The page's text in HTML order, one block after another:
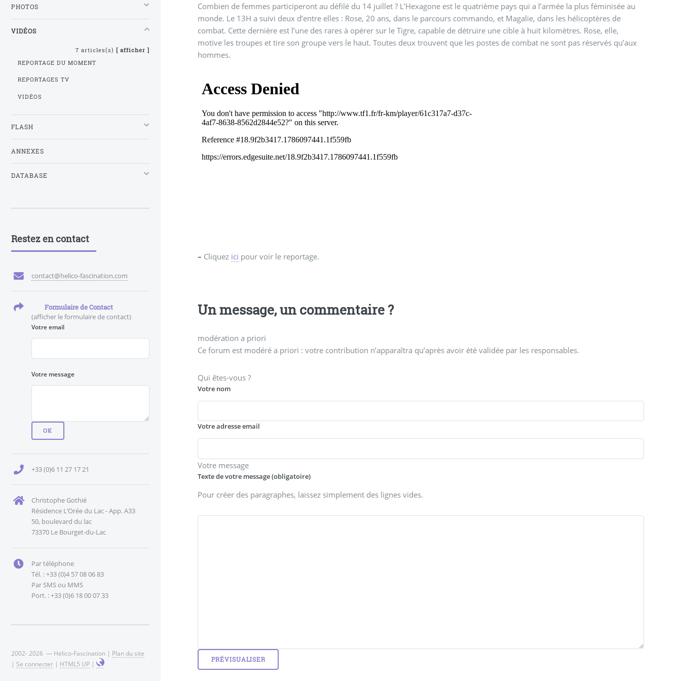
Combien de femmes participeront au défilé du 14 juillet ? L’Hexagone est le quatrième pays qui a l’armée la plus féminisée au
monde. Le 13H a suivi deux d’entre elles : Rose, 20 ans, dans le parcours commando, et Magalie, dans les hélicoptères de
combat. Cette dernière est l’une des rares à opérer sur le Tigre, capable de détruire une cible à huit kilomètres. Rose, elle,
motive les troupes et tire son groupe vers le haut. Toutes deux trouvent que les postes de combat ne sont pas réservés qu’aux
hommes.
– Cliquez ici pour voir le reportage.
Un message, un commentaire ?
modération a priori
Ce forum est modéré a priori : votre contribution n’apparaîtra qu’après avoir été validée par les responsables.
Qui êtes-vous ?
Votre nom
Votre adresse email
Votre message
Texte de votre message (obligatoire)
Pour créer des paragraphes, laissez simplement des lignes vides.
PHOTOS
VIDÉOS
7 articles(s) [ afficher ]
REPORTAGE DU MOMENT
REPORTAGES TV
VIDÉOS
FLASH
ANNEXES
DATABASE
Restez en contact
contact@helico-fascination.com
Formulaire de Contact
(afficher le formulaire de contact)
Votre email
Votre message
+33 (0)6 11 27 17 21
Christophe Gothié
Résidence L’Orée du Lac - App. A33
50, boulevard du lac
73370 Le Bourget-du-Lac
Par téléphone
Tél. : +33 (0)4 57 08 06 83
Par SMS ou MMS
Port. : +33 (0)6 18 00 07 33
2002- 2026 — Helico-Fascination | Plan du site
| Se connecter | HTML5 UP |